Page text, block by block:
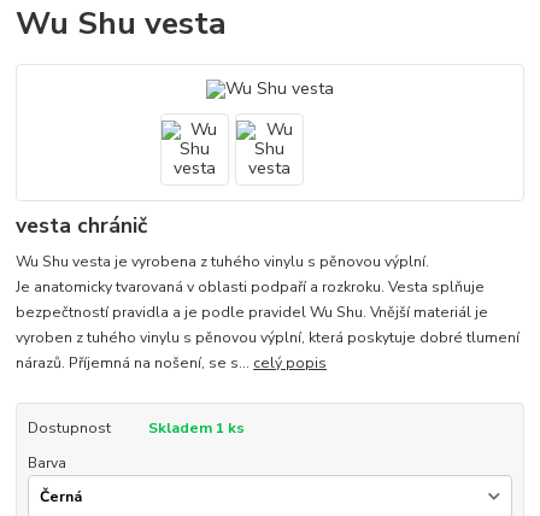
Wu Shu vesta
vesta chránič
Wu Shu vesta je vyrobena z tuhého vinylu s pěnovou výplní.
Je anatomicky tvarovaná v oblasti podpaří a rozkroku. Vesta splňuje
bezpečtností pravidla a je podle pravidel Wu Shu. Vnější materiál je
vyroben z tuhého vinylu s pěnovou výplní, která poskytuje dobré tlumení
nárazů. Příjemná na nošení, se s... celý popis
Dostupnost
Skladem 1 ks
Barva